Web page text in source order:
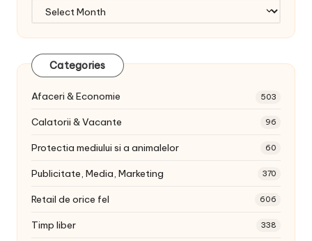
Arhiva
Categories
Afaceri & Economie 503
Calatorii & Vacante 96
Protectia mediului si a animalelor 60
Publicitate, Media, Marketing 370
Retail de orice fel 606
Timp liber 338